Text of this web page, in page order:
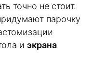
точно не стоит.
парочку
и экрана